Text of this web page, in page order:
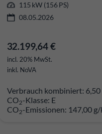
115 kW (156 PS)
08.05.2026
32.199,64 €
incl. 20% MwSt.
inkl. NoVA
Verbrauch kombiniert:
CO2-Klasse: E
CO2-Emissionen: 147,00